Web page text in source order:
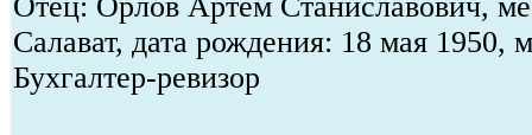
Салават, дата рождения: 18 мая 1950,
Бухгалтер-ревизор